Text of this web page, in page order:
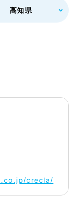
高知県
crecla/